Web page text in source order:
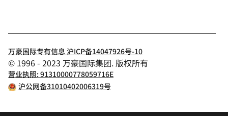
万豪国际专有信息 沪ICP备14047926号-10
© 1996 - 2023 万豪国际集团. 版权所有
营业执照: 91310000778059716E
沪公网备31010402006319号